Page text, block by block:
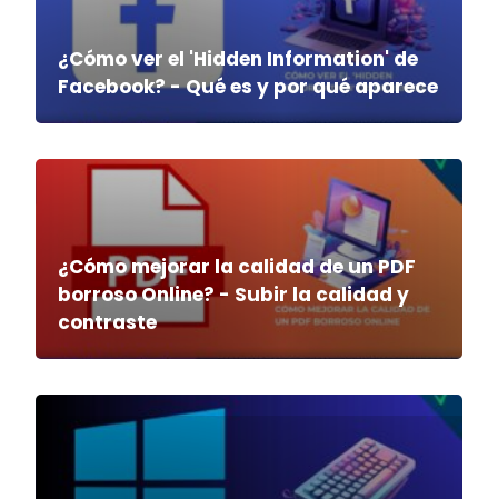
¿Cómo ver el 'Hidden Information' de
Facebook? - Qué es y por qué aparece
¿Cómo mejorar la calidad de un PDF
borroso Online? - Subir la calidad y
contraste